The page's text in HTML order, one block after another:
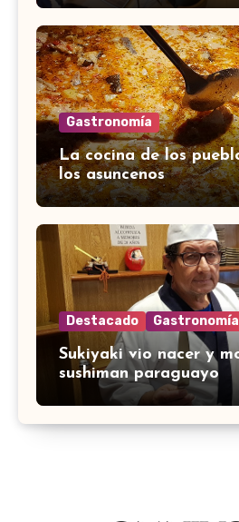
Gastronomía
La cocina de los
los asuncenos
Destacado Gastronomía
Sukiyaki vio nacer y
sushiman paraguayo